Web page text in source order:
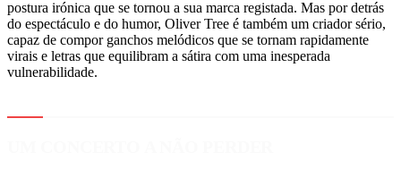
postura irónica que se tornou a sua marca registada. Mas por detrás
do espectáculo e do humor, Oliver Tree é também um criador sério,
capaz de compor ganchos melódicos que se tornam rapidamente
virais e letras que equilibram a sátira com uma inesperada
vulnerabilidade.